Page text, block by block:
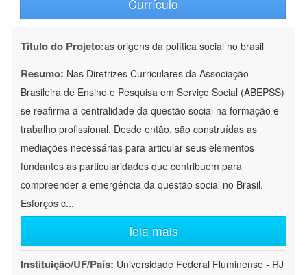
Currículo
Título do Projeto:as origens da política social no brasil
Resumo: Nas Diretrizes Curriculares da Associação
Brasileira de Ensino e Pesquisa em Serviço Social (ABEPSS)
se reafirma a centralidade da questão social na formação e
trabalho profissional. Desde então, são construídas as
mediações necessárias para articular seus elementos
fundantes às particularidades que contribuem para
compreender a emergência da questão social no Brasil.
Esforços c...
leia mais
Instituição/UF/País: Universidade Federal Fluminense - RJ